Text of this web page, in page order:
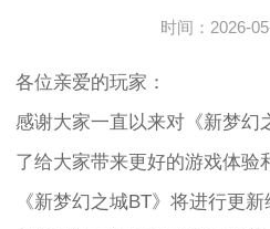
时间：2026-
各位亲爱的玩家：
感谢大家一直以来对《新梦幻
了给大家带来更好的游戏体验
《新梦幻之城BT》将进行更新